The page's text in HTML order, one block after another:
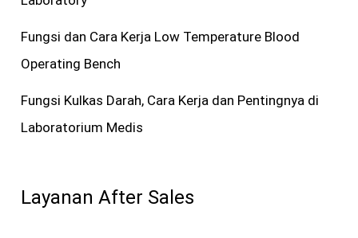
Fungsi dan Cara Kerja Low Temperature Blood
Operating Bench
Fungsi Kulkas Darah, Cara Kerja dan Pentingnya di
Laboratorium Medis
Layanan After Sales